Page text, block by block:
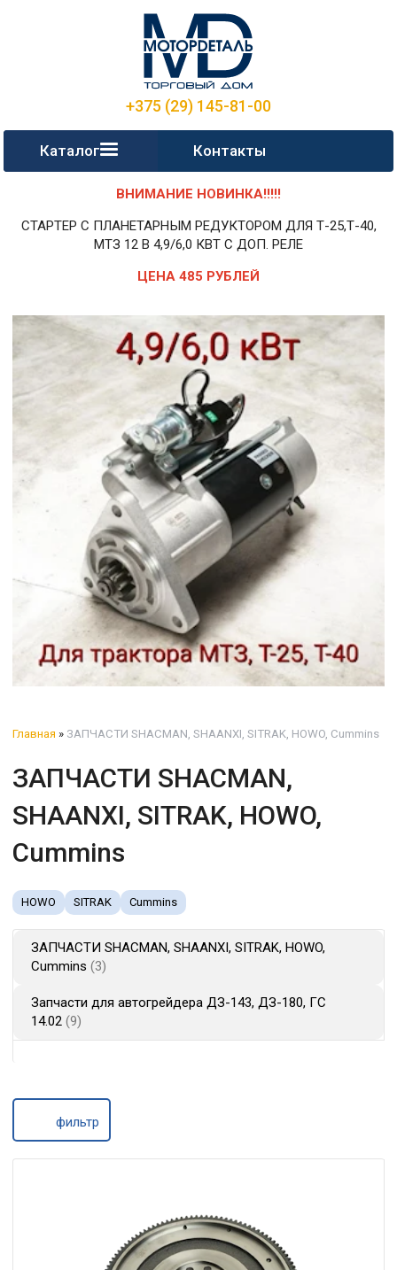
+375 (29) 145-81-00
Каталог Контакты
ВНИМАНИЕ НОВИНКА!!!!!
СТАРТЕР С ПЛАНЕТАРНЫМ РЕДУКТОРОМ ДЛЯ Т-25,Т-40,
МТЗ 12 В 4,9/6,0 КВТ С ДОП. РЕЛЕ
ЦЕНА 485 РУБЛЕЙ
Главная » ЗАПЧАСТИ SHACMAN, SHAANXI, SITRAK, HOWO, Cummins
ЗАПЧАСТИ SHACMAN,
SHAANXI, SITRAK, HOWO,
Cummins
HOWO SITRAK Cummins
ЗАПЧАСТИ SHACMAN, SHAANXI, SITRAK, HOWO,
Cummins 3
Запчасти для автогрейдера ДЗ-143, ДЗ-180, ГС
14.02 9
фильтр